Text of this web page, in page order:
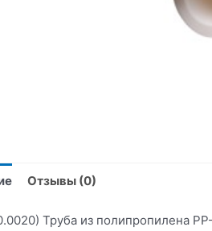
Отзывы (0)
Труба из полипропилена